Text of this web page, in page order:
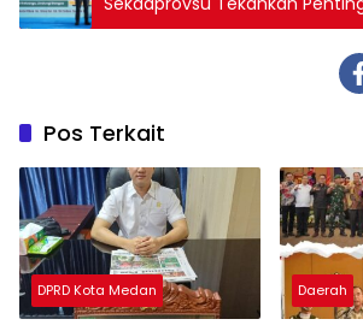
Kepedulian Bersama
Pos Terkait
DPRD Kota Medan Daerah